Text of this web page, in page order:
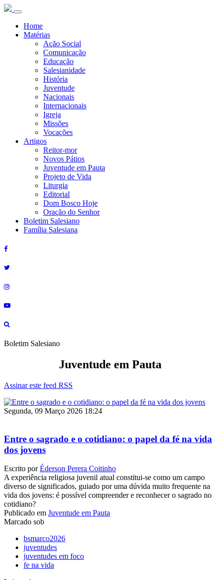
Home
Matérias
Ação Social
Comunicação
Educação
Salesianidade
História
Juventude
Nacionais
Internacionais
Igreja
Missões
Vocações
Artigos
Reitor-mor
Novos Pátios
Juventude em Pauta
Projeto de Vida
Liturgia
Editorial
Dom Bosco Hoje
Oração do Senhor
Boletim Salesiano
Família Salesiana
Boletim Salesiano
Juventude em Pauta
Assinar este feed RSS
Segunda, 09 Março 2026 18:24
Entre o sagrado e o cotidiano: o papel da fé na vida
dos jovens
Escrito porÉderson Perera Coitinho
A experiência religiosa juvenil atual constitui-se como um campo
diverso de significados, guiado por uma dúvida muito frequente na
vida dos jovens: é possível compreender e reconhecer o sagrado no
cotidiano?
Publicado em Juventude em Pauta
Marcado sob
bsmarco2026
juventudes
juventudes em foco
fe na vida